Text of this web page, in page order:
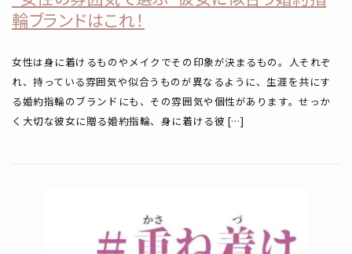
輪ブランドはこれ！
女性は身に着けるものやメイクでその印象が決まるもの。人それぞ
れ、持っている雰囲気や似合うものが異なるように、生涯を共にす
る婚約指輪のブランドにも、その雰囲気や個性があります。せっか
く大切な彼女に贈る婚約指輪、身に着ける彼 […]